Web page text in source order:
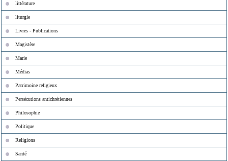
littérature
liturgie
Livres - Publications
Magistère
Marie
Médias
Patrimoine religieux
Persécutions antichrétiennes
Philosophie
Politique
Religions
Santé